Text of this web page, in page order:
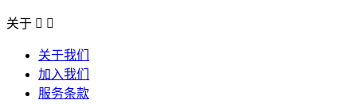
关于  
关于我们
加入我们
服务条款